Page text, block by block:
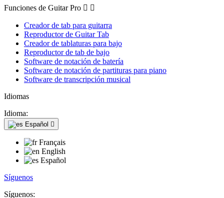
Funciones de Guitar Pro  
Creador de tab para guitarra
Reproductor de Guitar Tab
Creador de tablaturas para bajo
Reproductor de tab de bajo
Software de notación de batería
Software de notación de partituras para piano
Software de transcripción musical
Idiomas
Idioma:
Español 
Français
English
Español
Síguenos
Síguenos: